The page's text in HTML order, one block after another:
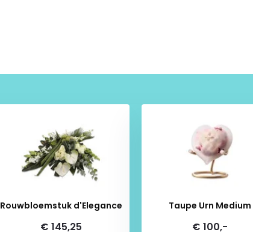
Rouwbloemstuk d'Elegance
€ 145,25
Taupe Urn Medium
€ 100,-